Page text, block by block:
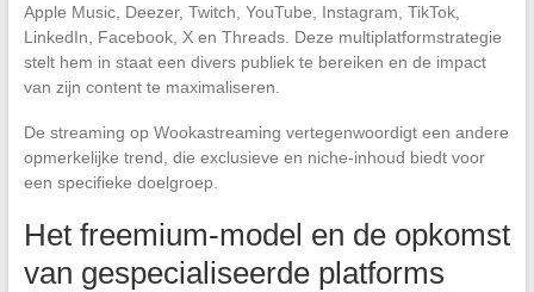
Apple Music, Deezer, Twitch, YouTube, Instagram, TikTok,
LinkedIn, Facebook, X en Threads. Deze multiplatformstrategie
stelt hem in staat een divers publiek te bereiken en de impact
van zijn content te maximaliseren.
De streaming op Wookastreaming vertegenwoordigt een andere
opmerkelijke trend, die exclusieve en niche-inhoud biedt voor
een specifieke doelgroep.
Het freemium-model en de opkomst
van gespecialiseerde platforms